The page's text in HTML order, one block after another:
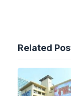
Related